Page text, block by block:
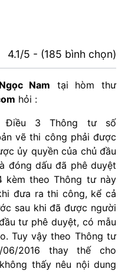
4.1/5 - (185 bình chọn)
Nam tại hòm thư
hỏi :
Điều 3 Thông tư số
vẽ thi công phải được
ủy quyền của chủ đầu
đóng dấu đã phê duyệt
kèm theo Thông tư này
đưa ra thi công, kể cả
sau khi đã được người
tư phê duyệt, có mẫu
Tuy vậy theo Thông tư
06/2016 thay thế cho
thấy nêu nội dung